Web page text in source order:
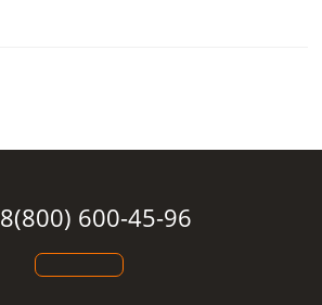
8(800) 600-45-96